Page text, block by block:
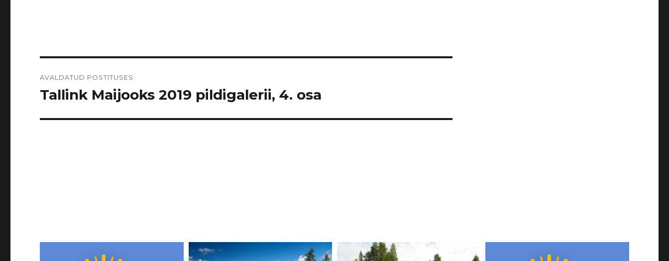
AVALDATUD POSTITUSES
Tallink Maijooks 2019 pildigalerii, 4. osa